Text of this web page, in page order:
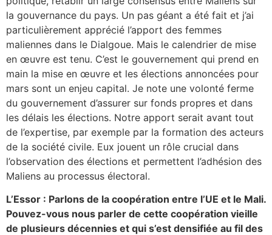
la gouvernance du pays. Un pas géant a été fait et j’ai
particulièrement apprécié l’apport des femmes
maliennes dans le Dialgoue. Mais le calendrier de mise
en œuvre est tenu. C’est le gouvernement qui prend en
main la mise en œuvre et les élections annoncées pour
mars sont un enjeu capital. Je note une volonté ferme
du gouvernement d’assurer sur fonds propres et dans
les délais les élections. Notre apport serait avant tout
de l’expertise, par exemple par la formation des acteurs
de la société civile. Eux jouent un rôle crucial dans
l’observation des élections et permettent l’adhésion des
Maliens au processus électoral.
L’Essor : Parlons de la coopération entre l’UE et le Mali.
Pouvez-vous nous parler de cette coopération vieille
de plusieurs décennies et qui s’est densifiée au fil des